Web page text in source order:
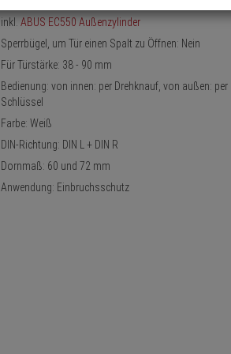
inkl. ABUS EC550 Außenzylinder
Sperrbügel, um Tür einen Spalt zu Öffnen: Nein
Für Türstärke: 38 - 90 mm
Bedienung: von innen: per Drehknauf, von außen: per
Schlüssel
Farbe: Weiß
DIN-Richtung: DIN L + DIN R
Dornmaß: 60 und 72 mm
Anwendung: Einbruchsschutz